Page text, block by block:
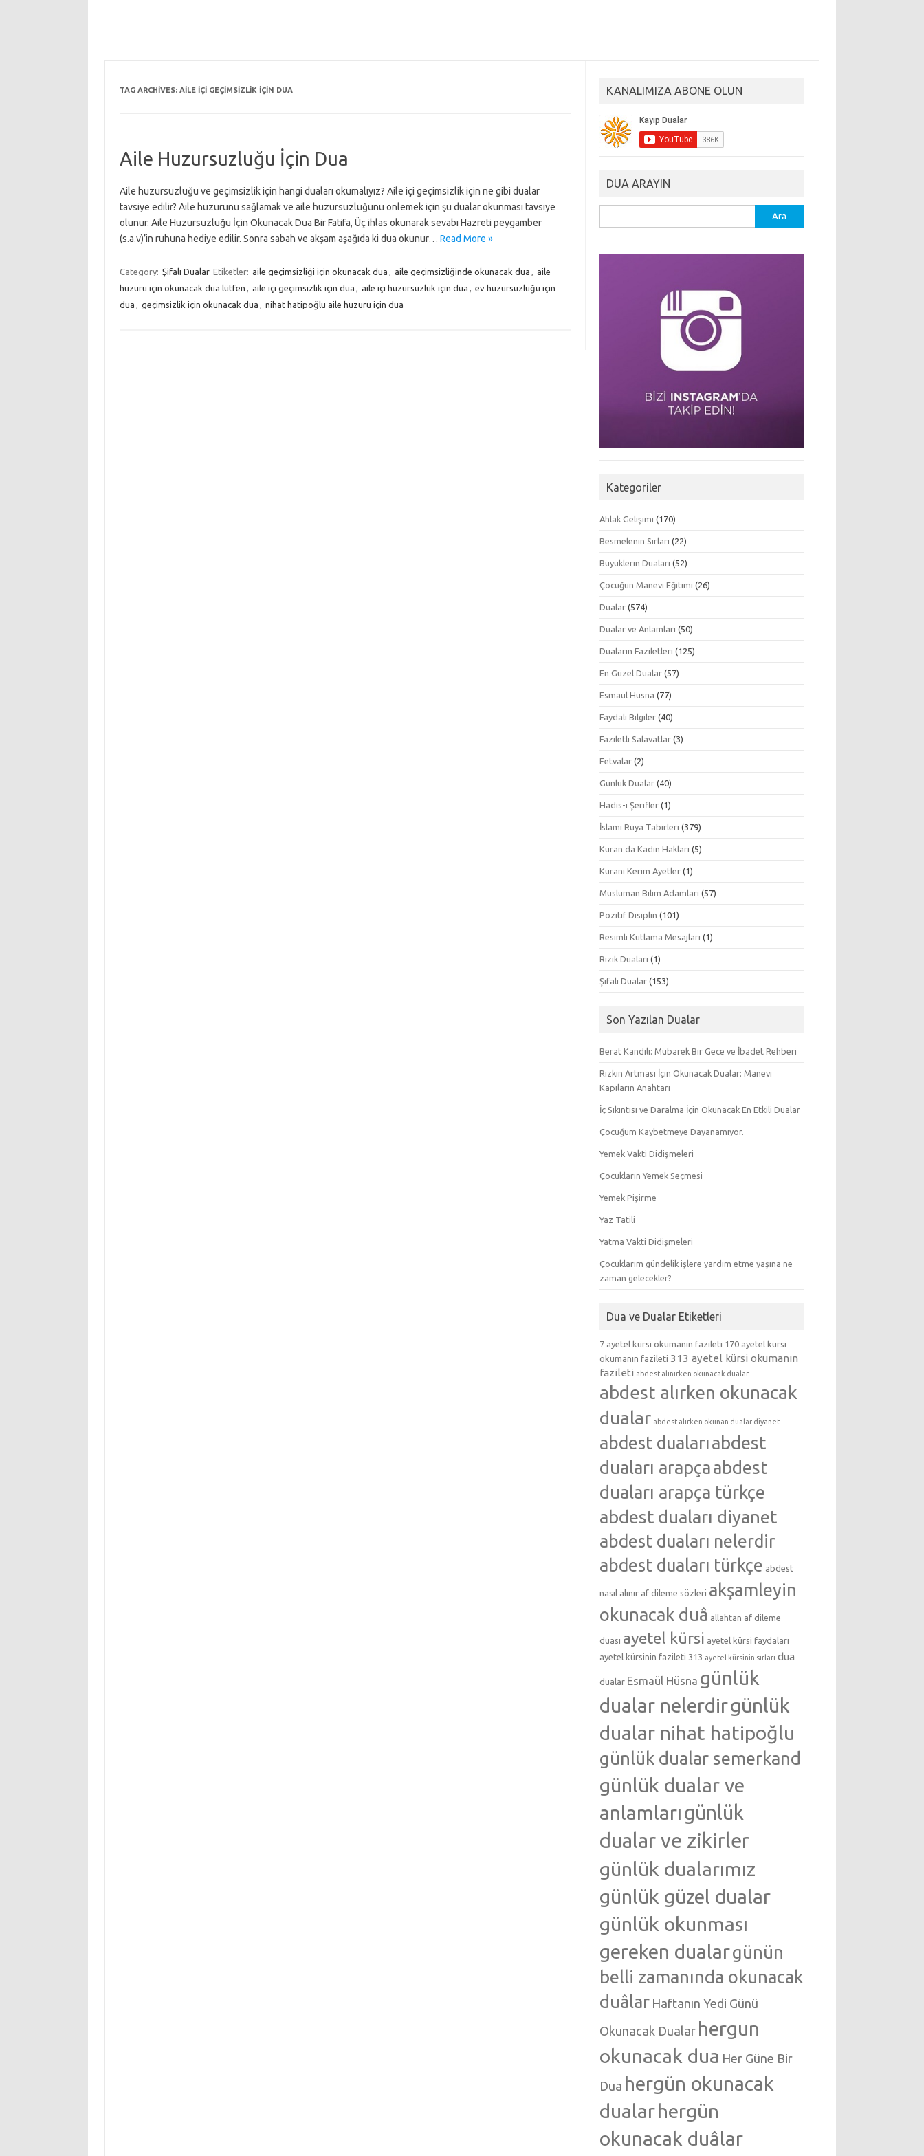
TAG ARCHIVES: AILE IÇI GEÇIMSIZLIK IÇIN DUA
Aile Huzursuzluğu İçin Dua
Aile huzursuzluğu ve geçimsizlik için hangi duaları okumalıyız? Aile içi geçimsizlik için ne gibi dualar
tavsiye edilir? Aile huzurunu sağlamak ve aile huzursuzluğunu önlemek için şu dualar okunması tavsiye
olunur. Aile Huzursuzluğu İçin Okunacak Dua Bir Fatifa, Üç ihlas okunarak sevabı Hazreti peygamber
(s.a.v)’in ruhuna hediye edilir. Sonra sabah ve akşam aşağıda ki dua okunur… Read More »
Category: Şifalı Dualar Etiketler: aile geçimsizliği için okunacak dua , aile geçimsizliğinde okunacak dua , aile
huzuru için okunacak dua lütfen , aile içi geçimsizlik için dua , aile içi huzursuzluk için dua , ev huzursuzluğu için
dua , geçimsizlik için okunacak dua , nihat hatipoğlu aile huzuru için dua
KANALIMIZA ABONE OLUN
DUA ARAYIN
Kategoriler
Ahlak Gelişimi (170)
Besmelenin Sırları (22)
Büyüklerin Duaları (52)
Çocuğun Manevi Eğitimi (26)
Dualar (574)
Dualar ve Anlamları (50)
Duaların Faziletleri (125)
En Güzel Dualar (57)
Esmaül Hüsna (77)
Faydalı Bilgiler (40)
Faziletli Salavatlar (3)
Fetvalar (2)
Günlük Dualar (40)
Hadis-i Şerifler (1)
İslami Rüya Tabirleri (379)
Kuran da Kadın Hakları (5)
Kuranı Kerim Ayetler (1)
Müslüman Bilim Adamları (57)
Pozitif Disiplin (101)
Resimli Kutlama Mesajları (1)
Rızık Duaları (1)
Şifalı Dualar (153)
Son Yazılan Dualar
Berat Kandili: Mübarek Bir Gece ve İbadet Rehberi
Rızkın Artması İçin Okunacak Dualar: Manevi
Kapıların Anahtarı
İç Sıkıntısı ve Daralma İçin Okunacak En Etkili Dualar
Çocuğum Kaybetmeye Dayanamıyor.
Yemek Vakti Didişmeleri
Çocukların Yemek Seçmesi
Yemek Pişirme
Yaz Tatili
Yatma Vakti Didişmeleri
Çocuklarım gündelik işlere yardım etme yaşına ne
zaman gelecekler?
Dua ve Dualar Etiketleri
7 ayetel kürsi okumanın fazileti 170 ayetel kürsi
okumanın fazileti 313 ayetel kürsi okumanın
fazileti abdest alınırken okunacak dualar
abdest alırken okunacak
dualar abdest alırken okunan dualar diyanet
abdest dualarıabdest
duaları arapçaabdest
duaları arapça türkçe
abdest duaları diyanet
abdest duaları nelerdir
abdest duaları türkçe abdest
nasıl alınır af dileme sözleri akşamleyin
okunacak duâ allahtan af dileme
duası ayetel kürsi ayetel kürsi faydaları
ayetel kürsinin fazileti 313 ayetel kürsinin sırları dua
dualar Esmaül Hüsna günlük
dualar nelerdirgünlük
dualar nihat hatipoğlu
günlük dualar semerkand
günlük dualar ve
anlamlarıgünlük
dualar ve zikirler
günlük dualarımız
günlük güzel dualar
günlük okunması
gereken dualargünün
belli zamanında okunacak
duâlar Haftanın Yedi Günü
Okunacak Dualar hergun
okunacak dua Her Güne Bir
Dua hergün okunacak
dualarhergün
okunacak duâlar